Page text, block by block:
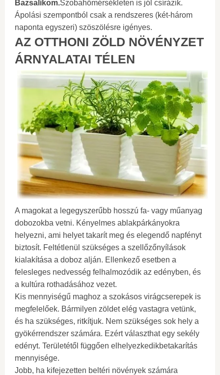
Bazsalikom.Szobahőmérsékleten is jól csírázik.
Ápolási szempontból csak a rendszeres (két-három
naponta egyszeri) szöszölésre igényes.
AZ OTTHONI ZÖLD NÖVÉNYZET
ÁRNYALATAI TÉLEN
A magokat a legegyszerűbb hosszú fa- vagy műanyag
dobozokba vetni. Kényelmes ablakpárkányokra
helyezni, ami helyet takarít meg és elegendő napfényt
biztosít. Feltétlenül szükséges a szellőzőnyílások
kialakítása a doboz alján. Ellenkező esetben a
felesleges nedvesség felhalmozódik az edényben, és
a kultúra rothadásához vezet.
Kis mennyiségű maghoz a szokásos virágcserepek is
megfelelőek. Bármilyen zöldet elég vastagra vetünk,
és ha szükséges, ritkítjuk. Nem szükséges sok hely a
gyökérrendszer számára. Ezért választhat egy sekély
edényt. Területétől függően elhelyezkedikbetakarítás
mennyisége.
Jobb, ha kifejezetten beltéri növények számára